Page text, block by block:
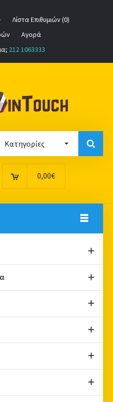
Λίστα Επιθυμιών (0)
Αγορά
212 1063333
0,00€